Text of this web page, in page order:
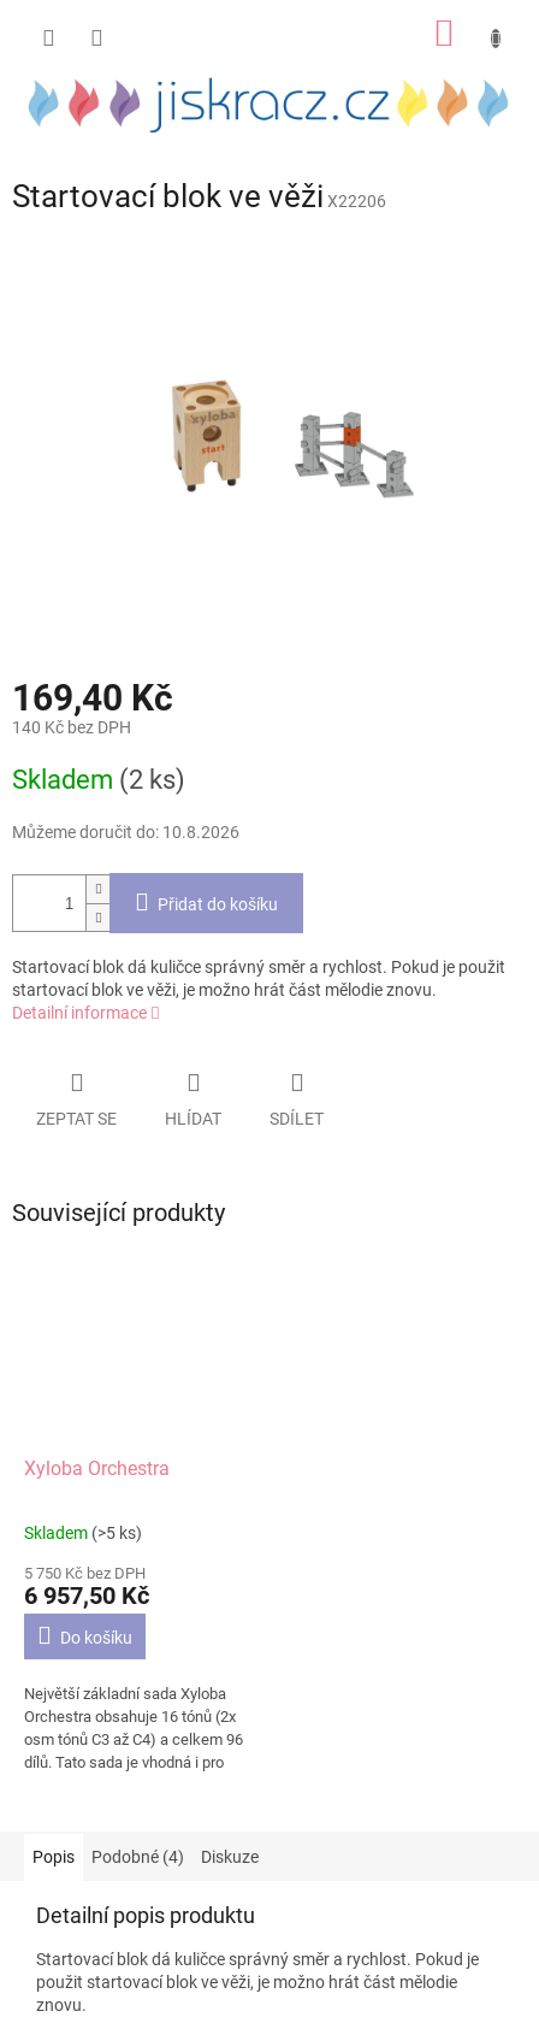
Startovací blok ve věži X22206
169,40 Kč
140 Kč bez DPH
cena:
Skladem (2 ks)
Můžeme doručit do: 10.8.2026
Přidat do košíku
Startovací blok dá kuličce správný směr a rychlost. Pokud je použit
startovací blok ve věži, je možno hrát část mělodie znovu.
Detailní informace
ZEPTAT SE HLÍDAT SDÍLET
Související produkty
Xyloba Orchestra
Průměrné
produktu
je
4,7
hvězdiček.
Skladem (>5 ks)
5 750 Kč bez DPH
6 957,50 Kč
Do košíku
Největší základní sada Xyloba
Orchestra obsahuje 16 tónů (2x
osm tónů C3 až C4) a celkem 96
dílů. Tato sada je vhodná i pro
rozezvučí do mnoha melodií. Dle
skladeb. Vaší fantazii se však
sady Orchestra si můžete
prohlédnout na druhém obrázku.
Popis Podobné (4) Diskuze
Detailní popis produktu
Startovací blok dá kuličce správný směr a rychlost. Pokud je
použit startovací blok ve věži, je možno hrát část mělodie
znovu.